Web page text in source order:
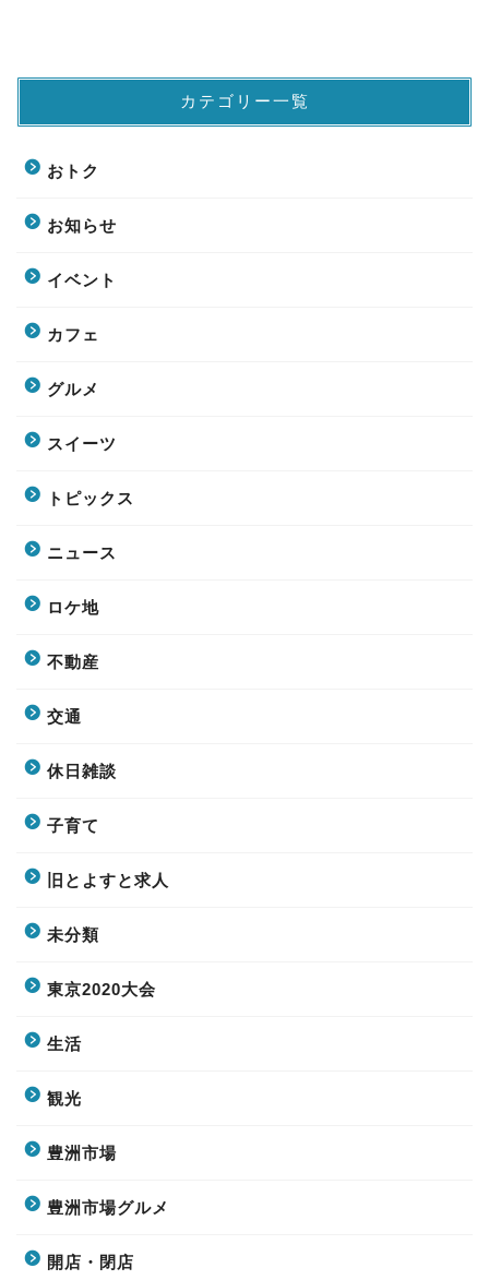
カテゴリー一覧
おトク
お知らせ
イベント
カフェ
グルメ
スイーツ
トピックス
ニュース
ロケ地
不動産
交通
休日雑談
子育て
旧とよすと求人
未分類
東京2020大会
生活
観光
豊洲市場
豊洲市場グルメ
開店・閉店